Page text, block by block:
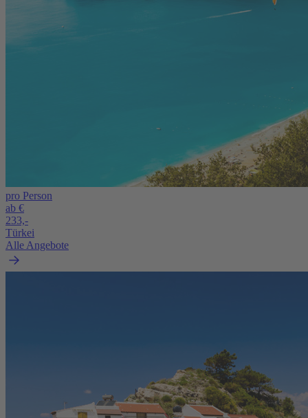
pro Person
ab €
233,-
Türkei
Alle Angebote